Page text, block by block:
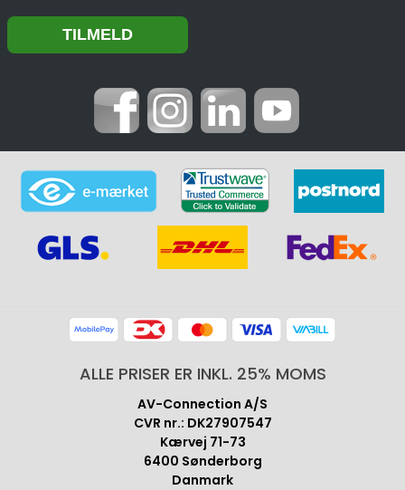
ALLE PRISER ER INKL. 25% MOMS
AV-Connection A/S
CVR nr.: DK27907547
Kærvej 71-73
6400 Sønderborg
Danmark